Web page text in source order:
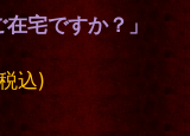
宅ですか？」
込)